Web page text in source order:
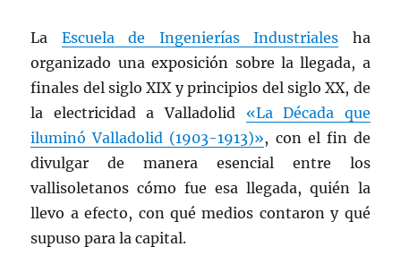
La Escuela de Ingenierías Industriales ha
organizado una exposición sobre la llegada, a
finales del siglo XIX y principios del siglo XX, de
la electricidad a Valladolid «La Década que
iluminó Valladolid (1903-1913)», con el fin de
divulgar de manera esencial entre los
vallisoletanos cómo fue esa llegada, quién la
llevo a efecto, con qué medios contaron y qué
supuso para la capital.